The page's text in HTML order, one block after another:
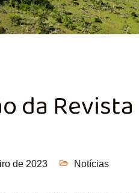
da Revista
de 2023 Notícias